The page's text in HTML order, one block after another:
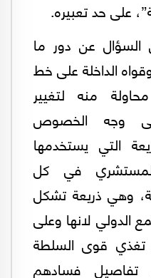
على حد تعبيره.
السؤال عن دور ما
الداخلة على خط
منه لتغيير
وجه الخصوص
التي يستخدمها
في كل
وهي ذريعة تشكل
الدولي لانها وعلى
تغذي قوى السلطة
فسادهم